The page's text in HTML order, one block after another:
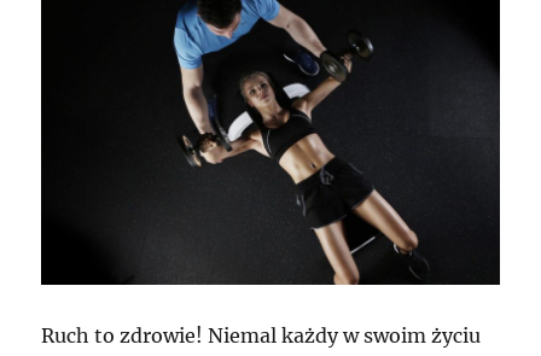
Ruch to zdrowie! Niemal każdy w swoim życiu